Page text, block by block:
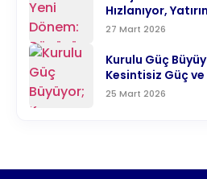
Hızlanıyor,
27 Mart 2026
Kurulu Güç
Kesintisiz Güç ve
Belirliyor
25 Mart 2026